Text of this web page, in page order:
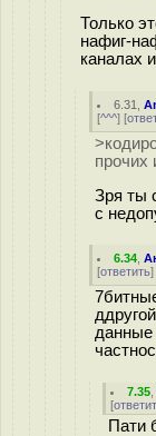
Только
нафиг-
каналах
6.31 ,
[^^^] [
прочих
Зря ты
с
6.34 ,
[ответить]
данные
7.35
[
Пати